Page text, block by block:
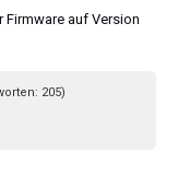
Firmware auf Version
205)